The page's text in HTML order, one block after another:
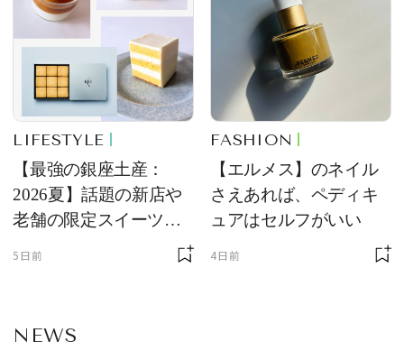
LIFESTYLE
【最強の銀座土産：
2026夏】話題の新店や
老舗の限定スイーツを
ゲット【＃SPURおやつ
5日前
FASHION
【エルメス】のネイル
さえあれば、ペディキ
ュアはセルフがいい
4日前
NEWS